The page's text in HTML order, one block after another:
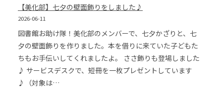
【美化部】七夕の壁面飾りをしました♪
2026-06-11
図書館お助け隊！美化部のメンバーで、七夕かざりと、七
夕の壁面飾りを作りました。本を借りに来ていた子どもた
ちもお手伝いしてくれましたよ。 ささ飾りも登場しました
♪ サービスデスクで、短冊を一枚プレゼントしています
♪（対象は…